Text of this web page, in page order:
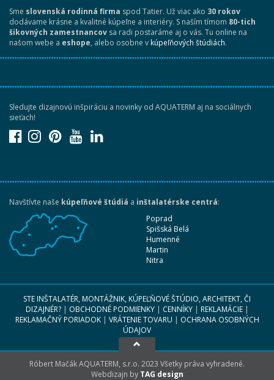
Sme slovenská rodinná firma spod Tatier. Už viac ako 30 rokov
dodávame krásne a kvalitné kúpeľne a interiéry. S naším tímom 80-tich
šikovných zamestnancov sa radi postaráme aj o vás. Tu online na
našom webe a eshope, alebo osobne vkúpeľňových štúdiách.
Sledujte dizajnovú inšpiráciu a novinky od AQUATERM aj na sociálnych
sieťach!
Navštívte naše kúpeľňové štúdiá a inštalatérske centrá:
Poprad
Spišská Belá
Humenné
Martin
Nitra
STE INŠTALATÉR, MONTÁŽNIK, KÚPEĽŇOVÉ ŠTÚDIO, ARCHITEKT, ČI
DIZAJNÉR?| OBCHODNÉ PODMIENKY| CENNÍKY| REKLAMÁCIE|
REKLAMAČNÝ PORIADOK| VRÁTENIE TOVARU | OCHRANA OSOBNÝCH
ÚDAJOV
Róbert Mačák AQUATERM, s.r.o. 2023 Všetky práva vyhradené.
Webdizajn by TAG design